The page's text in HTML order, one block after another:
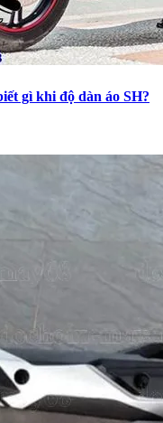
gì khi độ dàn áo SH?